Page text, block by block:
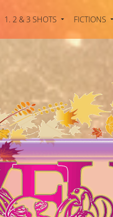
1. 2 & 3 SHOTS FICTIONS